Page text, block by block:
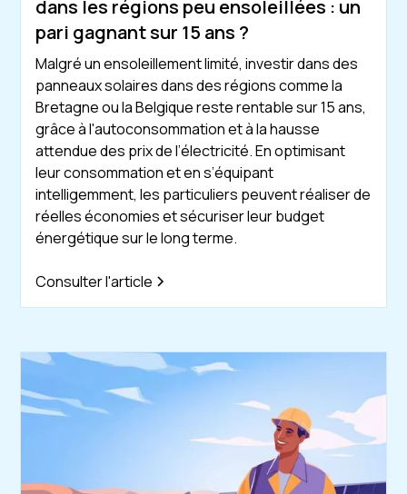
dans les régions peu ensoleillées : un
pari gagnant sur 15 ans ?
Malgré un ensoleillement limité, investir dans des
panneaux solaires dans des régions comme la
Bretagne ou la Belgique reste rentable sur 15 ans,
grâce à l'autoconsommation et à la hausse
attendue des prix de l’électricité. En optimisant
leur consommation et en s’équipant
intelligemment, les particuliers peuvent réaliser de
réelles économies et sécuriser leur budget
énergétique sur le long terme.
Consulter l'article